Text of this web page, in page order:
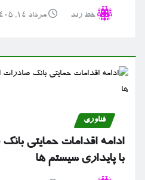
خط رند مرداد ۱۴, ۱۴۰۵
فناوری
ادامه اقدامات حمایتی
با پایداری سیستم ها